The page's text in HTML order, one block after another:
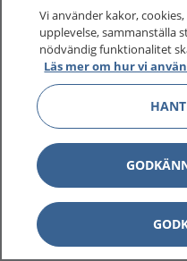
Vi använder kakor,
upplevelse, sammanställa
nödvändig funktionalitet
Läs mer om hur vi